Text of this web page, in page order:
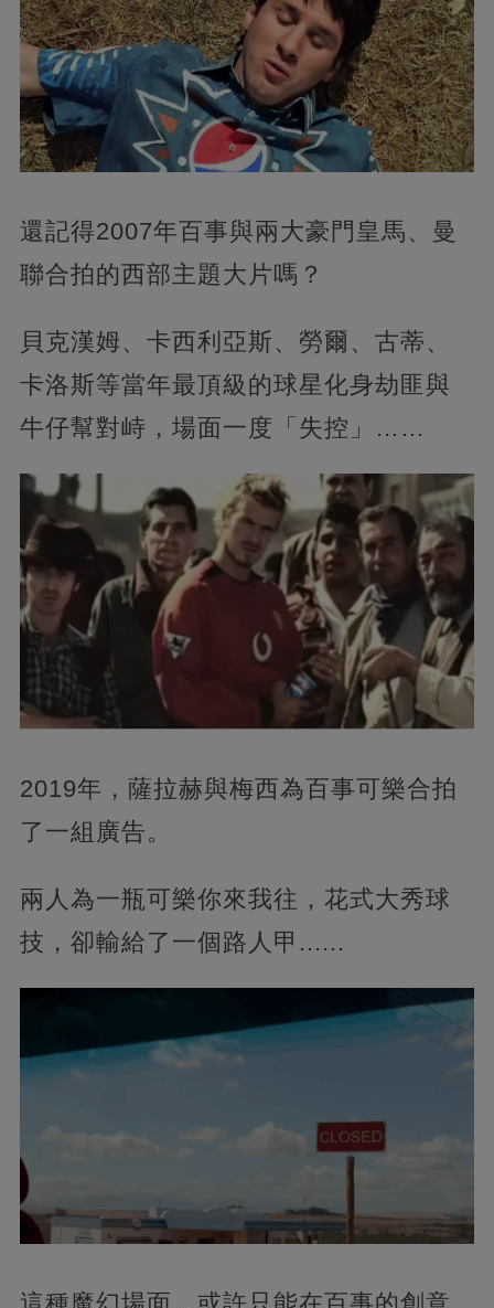
還記得2007年百事與兩大豪門皇馬、曼
聯合拍的西部主題大片嗎？
貝克漢姆、卡西利亞斯、勞爾、古蒂、
卡洛斯等當年最頂級的球星化身劫匪與
牛仔幫對峙，場面一度「失控」……
2019年，薩拉赫與梅西為百事可樂合拍
了一組廣告。
兩人為一瓶可樂你來我往，花式大秀球
技，卻輸給了一個路人甲......